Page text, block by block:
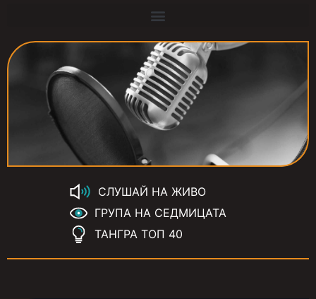
СЛУШАЙ НА ЖИВО
ГРУПА НА СЕДМИЦАТА
ТАНГРА ТОП 40